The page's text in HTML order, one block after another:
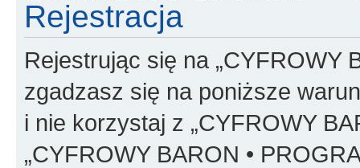
Rejestracja
Rejestrując się na „CYFROWY
zgadzasz się na poniższe
i nie korzystaj z „CYFROWY
„CYFROWY BARON •